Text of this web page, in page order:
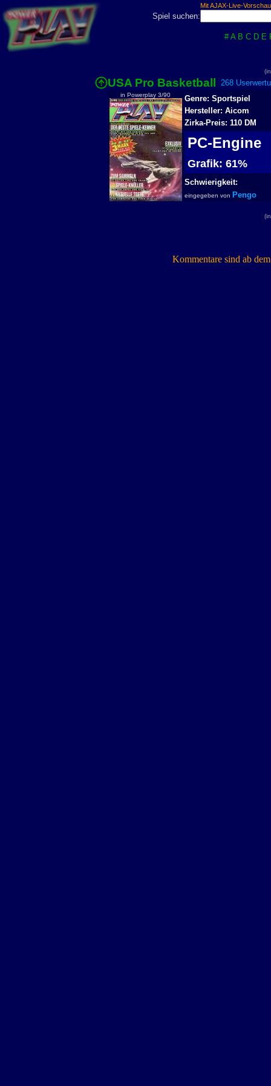
Mit AJAX-Live-
Spiel suchen:
# A B C D E
USA Pro Basketball 268
in Powerplay 3/90
Genre: Sportspiel
Hersteller: Aicom
Zirka-Preis: 110 DM
PC-Engine
Grafik: 61%
Schwierigkeit:
eingegeben von Pengo
Kommentare sind ab